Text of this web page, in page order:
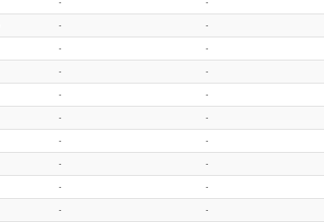
- -
- -
- -
- -
- -
- -
- -
- -
- -
- -